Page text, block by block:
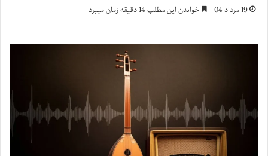
19 مرداد 04 خواندن این مطلب 14 دقیقه زمان میبرد